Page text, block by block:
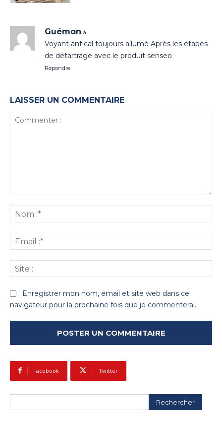
Guémon à
Voyant antical toujours allumé Après les étapes
de détartrage avec le produit senseo
Répondre
LAISSER UN COMMENTAIRE
:*
:*
:
Enregistrer mon nom, email et site web dans ce
navigateur pour la prochaine fois que je commenterai.
Facebook Twitter
Rechercher